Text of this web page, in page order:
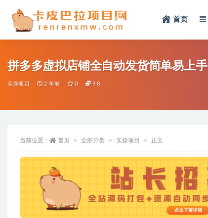
首页
拼多多虚拟店铺全自动发货简单易上手
实操项目 2 年前 0 9.8
当前位置： 首页 全部分类 实操项目 正文